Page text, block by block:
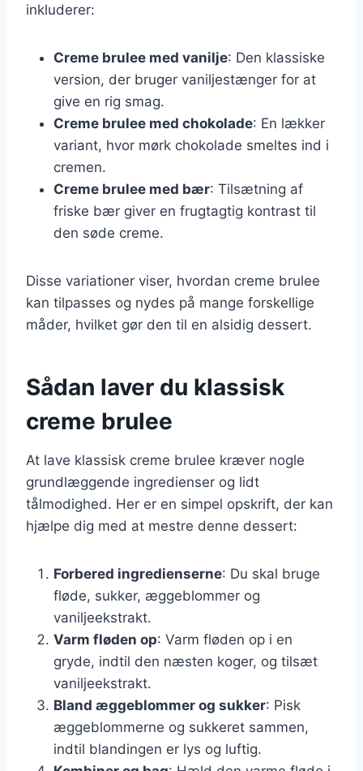
inkluderer:
Creme brulee med vanilje: Den klassiske
version, der bruger vaniljestænger for at
give en rig smag.
Creme brulee med chokolade: En lækker
variant, hvor mørk chokolade smeltes ind i
cremen.
Creme brulee med bær: Tilsætning af
friske bær giver en frugtagtig kontrast til
den søde creme.
Disse variationer viser, hvordan creme brulee
kan tilpasses og nydes på mange forskellige
måder, hvilket gør den til en alsidig dessert.
Sådan laver du klassisk
creme brulee
At lave klassisk creme brulee kræver nogle
grundlæggende ingredienser og lidt
tålmodighed. Her er en simpel opskrift, der kan
hjælpe dig med at mestre denne dessert:
Forbered ingredienserne: Du skal bruge
fløde, sukker, æggeblommer og
vaniljeekstrakt.
Varm fløden op: Varm fløden op i en
gryde, indtil den næsten koger, og tilsæt
vaniljeekstrakt.
Bland æggeblommer og sukker: Pisk
æggeblommerne og sukkeret sammen,
indtil blandingen er lys og luftig.